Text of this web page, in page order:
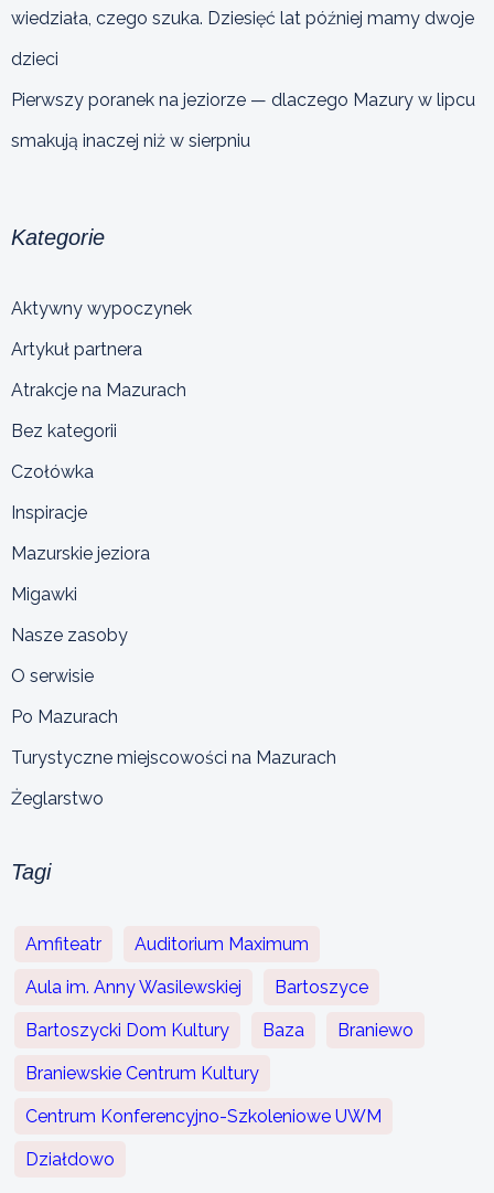
wiedziała, czego szuka. Dziesięć lat później mamy dwoje
dzieci
Pierwszy poranek na jeziorze — dlaczego Mazury w lipcu
smakują inaczej niż w sierpniu
Kategorie
Aktywny wypoczynek
Artykuł partnera
Atrakcje na Mazurach
Bez kategorii
Czołówka
Inspiracje
Mazurskie jeziora
Migawki
Nasze zasoby
O serwisie
Po Mazurach
Turystyczne miejscowości na Mazurach
Żeglarstwo
Tagi
Amfiteatr Auditorium Maximum
Aula im. Anny Wasilewskiej Bartoszyce
Bartoszycki Dom Kultury Baza Braniewo
Braniewskie Centrum Kultury
Centrum Konferencyjno-Szkoleniowe UWM
Działdowo